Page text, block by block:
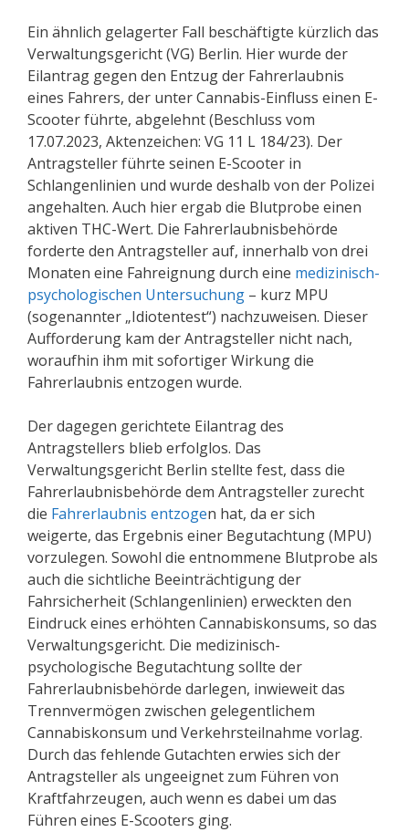
Ein ähnlich gelagerter Fall beschäftigte kürzlich das
Verwaltungsgericht (VG) Berlin. Hier wurde der
Eilantrag gegen den Entzug der Fahrerlaubnis
eines Fahrers, der unter Cannabis-Einfluss einen E-
Scooter führte, abgelehnt (Beschluss vom
17.07.2023, Aktenzeichen: VG 11 L 184/23). Der
Antragsteller führte seinen E-Scooter in
Schlangenlinien und wurde deshalb von der Polizei
angehalten. Auch hier ergab die Blutprobe einen
aktiven THC-Wert. Die Fahrerlaubnisbehörde
forderte den Antragsteller auf, innerhalb von drei
Monaten eine Fahreignung durch eine medizinisch-
psychologischen Untersuchung – kurz MPU
(sogenannter „Idiotentest“) nachzuweisen. Dieser
Aufforderung kam der Antragsteller nicht nach,
woraufhin ihm mit sofortiger Wirkung die
Fahrerlaubnis entzogen wurde.
Der dagegen gerichtete Eilantrag des
Antragstellers blieb erfolglos. Das
Verwaltungsgericht Berlin stellte fest, dass die
Fahrerlaubnisbehörde dem Antragsteller zurecht
die Fahrerlaubnis entzogen hat, da er sich
weigerte, das Ergebnis einer Begutachtung (MPU)
vorzulegen. Sowohl die entnommene Blutprobe als
auch die sichtliche Beeinträchtigung der
Fahrsicherheit (Schlangenlinien) erweckten den
Eindruck eines erhöhten Cannabiskonsums, so das
Verwaltungsgericht. Die medizinisch-
psychologische Begutachtung sollte der
Fahrerlaubnisbehörde darlegen, inwieweit das
Trennvermögen zwischen gelegentlichem
Cannabiskonsum und Verkehrsteilnahme vorlag.
Durch das fehlende Gutachten erwies sich der
Antragsteller als ungeeignet zum Führen von
Kraftfahrzeugen, auch wenn es dabei um das
Führen eines E-Scooters ging.